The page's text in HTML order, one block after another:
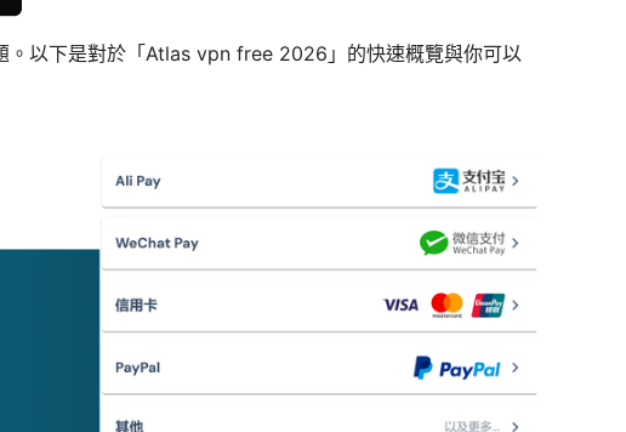
以下是對於「Atlas vpn free 2026」的快速概覽與你可以